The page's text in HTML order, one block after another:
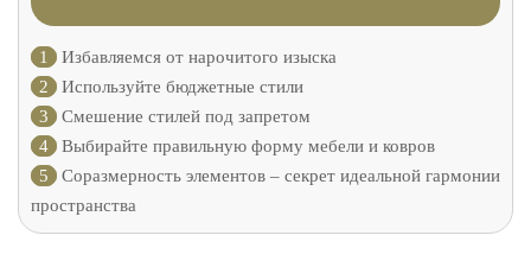
1
Избавляемся от нарочитого изыска
2
Используйте бюджетные стили
3
Смешение стилей под запретом
4
Выбирайте правильную форму мебели и ковров
5
Соразмерность элементов – секрет идеальной гармонии
пространства